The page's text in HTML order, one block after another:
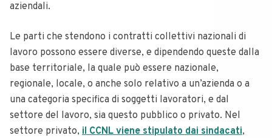
aziendali.
Le parti che stendono i contratti collettivi nazionali di
lavoro possono essere diverse, e dipendendo queste dalla
base territoriale, la quale può essere nazionale,
regionale, locale, o anche solo relativo a un’azienda o a
una categoria specifica di soggetti lavoratori, e dal
settore del lavoro, sia questo pubblico o privato. Nel
settore privato, il CCNL viene stipulato dai sindacati,